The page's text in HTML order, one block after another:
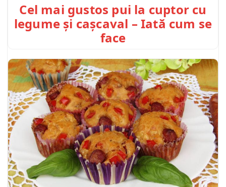
Cel mai gustos pui la cuptor cu
legume și cașcaval – Iată cum se
face